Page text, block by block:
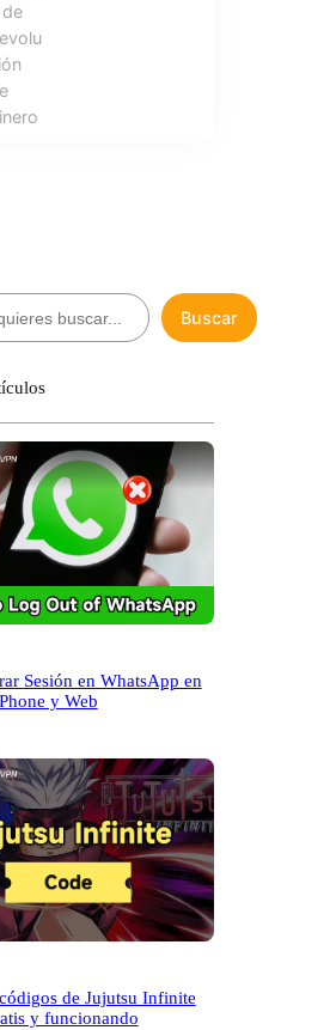
de
Buscar
Sesión en WhatsApp en
y Web
de Jujutsu Infinite
y funcionando